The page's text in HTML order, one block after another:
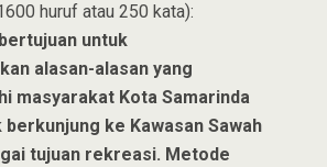
huruf atau 250 kata):
untuk
alasan-alasan yang
masyarakat Kota Samarinda
ke Kawasan Sawah
tujuan rekreasi. Metode